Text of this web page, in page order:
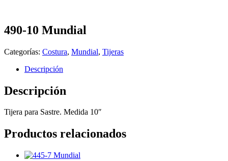
490-10 Mundial
Categorías: Costura, Mundial, Tijeras
Descripción
Descripción
Tijera para Sastre. Medida 10″
Productos relacionados